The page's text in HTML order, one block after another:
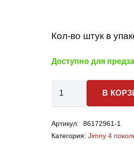
Кол-во штук в
Доступно для
Jimny
4
В
Артикул:
86172961-1
Категория:Jimny 4